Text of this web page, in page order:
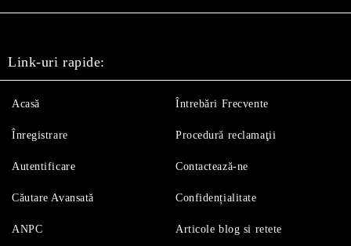
Link-uri rapide:
Acasă
Înregistrare
Autentificare
Căutare Avansată
Întrebări Frecvente
Procedură reclamaţii
Contactează-ne
Confidențialitate
ANPC Articole blog si retete